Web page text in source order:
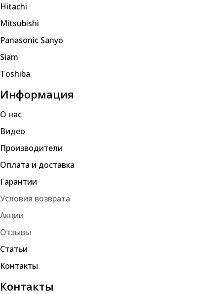
Hitachi
Mitsubishi
Panasonic Sanyo
Siam
Toshiba
Информация
О нас
Видео
Производители
Оплата и доставка
Гарантии
Условия возврата
Акции
Отзывы
Статьи
Контакты
Контакты